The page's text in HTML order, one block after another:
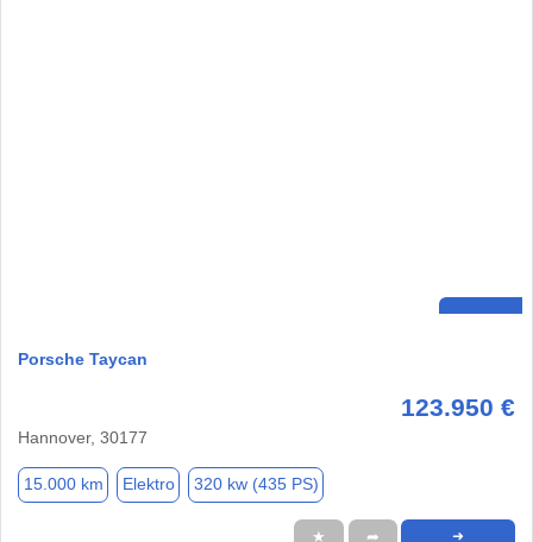
Porsche Taycan
123.950 €
Hannover, 30177
15.000 km Elektro 320 kw (435 PS)
★ ➦ ➜